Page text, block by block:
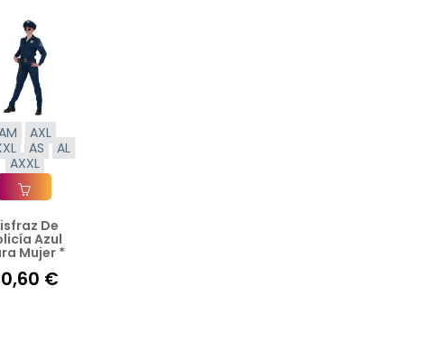
AXL
AS
AL
AXXL
Añadir A La Cesta
De
Azul
Mujer *
€